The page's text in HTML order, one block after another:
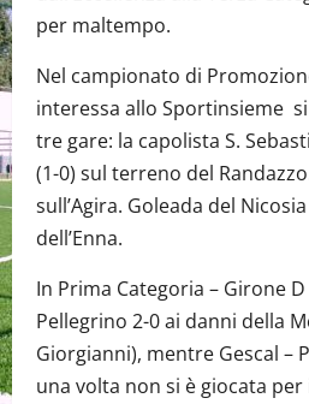
per maltempo.
Nel campionato di
interessa allo Sportinsieme
tre gare: la capolista S.
(1-0) sul terreno del
sull’Agira. Goleada del
dell’Enna.
In Prima Categoria – Girone
Pellegrino 2-0 ai danni della
Giorgianni), mentre Gescal –
una volta non si è giocata